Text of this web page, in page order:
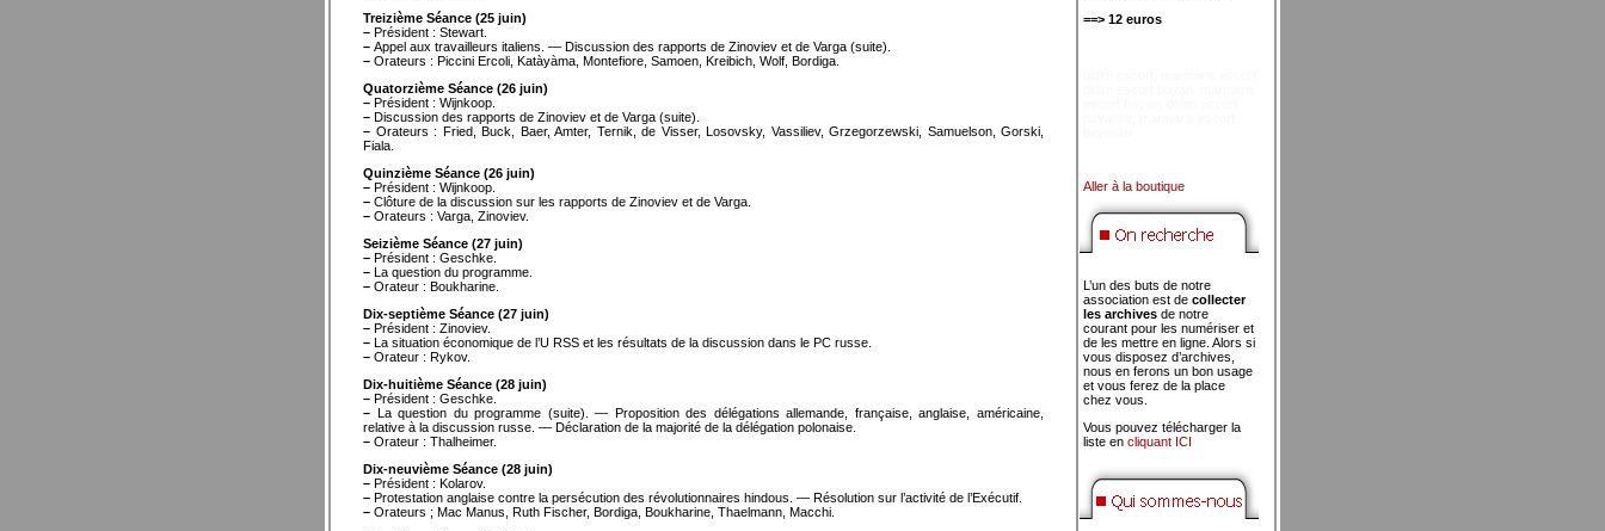
Treizième Séance (25 juin)
– Président : Stewart.
– Appel aux travailleurs italiens. — Discussion des rapports de Zinoviev et de Varga (suite).
– Orateurs : Piccini Ercoli, Katàyàma, Montefiore, Samoen, Kreibich, Wolf, Bordiga.
Quatorzième Séance (26 juin)
– Président : Wijnkoop.
– Discussion des rapports de Zinoviev et de Varga (suite).
– Orateurs : Fried, Buck, Baer, Amter, Ternik, de Visser, Losovsky, Vassiliev, Grzegorzewski, Samuelson, Gorski,
Fiala.
Quinzième Séance (26 juin)
– Président : Wijnkoop.
– Clôture de la discussion sur les rapports de Zinoviev et de Varga.
– Orateurs : Varga, Zinoviev.
Seizième Séance (27 juin)
– Président : Geschke.
– La question du programme.
– Orateur : Boukharine.
Dix-septième Séance (27 juin)
– Président : Zinoviev.
– La situation économique de l’U RSS et les résultats de la discussion dans le PC russe.
– Orateur : Rykov.
Dix-huitième Séance (28 juin)
– Président : Geschke.
– La question du programme (suite). — Proposition des délégations allemande, française, anglaise, américaine,
relative à la discussion russe. — Déclaration de la majorité de la délégation polonaise.
– Orateur : Thalheimer.
Dix-neuvième Séance (28 juin)
– Président : Kolarov.
– Protestation anglaise contre la persécution des révolutionnaires hindous. — Résolution sur l’activité de l’Exécutif.
– Orateurs ; Mac Manus, Ruth Fischer, Bordiga, Boukharine, Thaelmann, Macchi.
==> 12 euros
Aller à la boutique
L’un des buts de notre
association est de collecter
les archives de notre
courant pour les numériser et
de les mettre en ligne. Alors si
vous disposez d’archives,
nous en ferons un bon usage
et vous ferez de la place
chez vous.
Vous pouvez télécharger la
liste en cliquant ICI